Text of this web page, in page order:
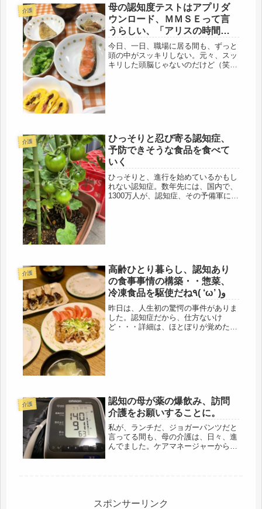
ても親切で、四十肩の痛い左肩をマッ
サージしていただく。すると、不思議
な...
介護
母の認知度テストはアプリダ
ウンロード、ＭＭＳＥって言
うらしい、「アリスの時間」
お勧め映画です。
今日、一日、職場に居る間も、ずっと
頭の中がスッキリしない。元々、スッ
キリした頭脳じゃないのだけど（笑）
介護
ひっそりと忍び寄る認知症、
予防できそうな食品を食べて
いく
ひっそりと、進行を始めているかもし
れない認知症。数年先には、国内で、
1300万人が、認知症、その予備軍にな
介護
高齢ひとり暮らし、認知あり
の食事事情の構築・・惣菜、
冷凍食品を駆使だね٩( ‘ω’ )و
昨日は、人生初の驚愕の事件がありま
した。認知症だから、仕方ないけ
ど・・・詳細は、ほとぼりが覚めたこ
介護
認知の母が薬の爆飲み、訪問
介護をお願いすることに。
私が、ランチだ、ジョガーパンツだと
言ってる間も、母の介護は、日々、進
んでました。ケアマネージャーから連
スポンサーリンク